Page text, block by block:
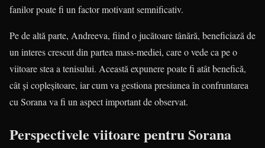
fanilor poate fi un factor motivant semnificativ.
Pe de altă parte, Andreeva, fiind o jucătoare tânără, beneficiază de
un interes crescut din partea mass-mediei, care o vede ca pe o
viitoare stea a tenisului. Această expunere poate fi atât benefică,
cât și copleșitoare, iar cum va gestiona presiunea în confruntarea
cu Sorana va fi un aspect important de observat.
Perspectivele viitoare pentru Sorana